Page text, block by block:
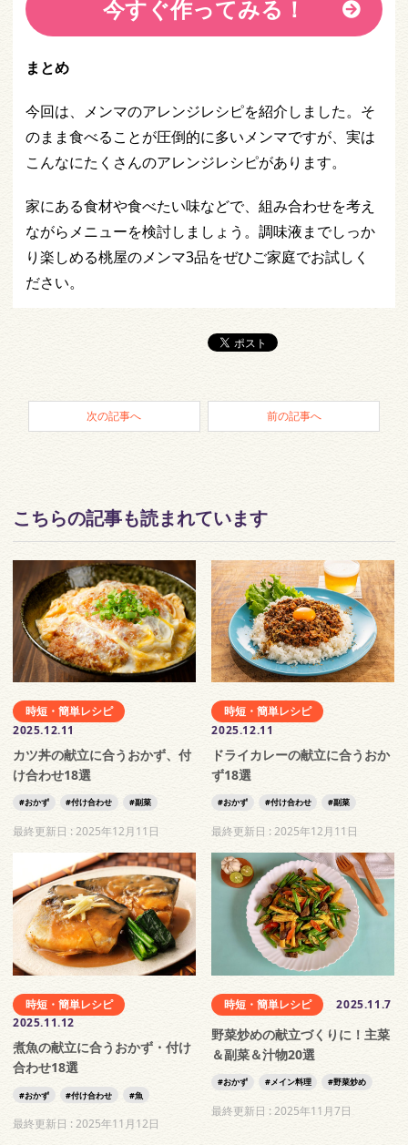
今すぐ作ってみる！
まとめ
今回は、メンマのアレンジレシピを紹介しました。そ
のまま食べることが圧倒的に多いメンマですが、実は
こんなにたくさんのアレンジレシピがあります。
家にある食材や食べたい味などで、組み合わせを考え
ながらメニューを検討しましょう。調味液までしっか
り楽しめる桃屋のメンマ3品をぜひご家庭でお試しく
ださい。
次の記事へ 前の記事へ
こちらの記事も読まれています
時短・簡単レシピ
2025.12.11
カツ丼の献立に合うおかず、付
け合わせ18選
おかず 付け合わせ 副菜
最終更新日 :2025年12月11日
時短・簡単レシピ
2025.12.11
ドライカレーの献立に合うおか
ず18選
おかず 付け合わせ 副菜
最終更新日 :2025年12月11日
時短・簡単レシピ
2025.11.12
煮魚の献立に合うおかず・付け
合わせ18選
おかず 付け合わせ 魚
最終更新日 :2025年11月12日
時短・簡単レシピ 2025.11.7
野菜炒めの献立づくりに！主菜
＆副菜＆汁物20選
おかず メイン料理 野菜炒め
最終更新日 :2025年11月7日